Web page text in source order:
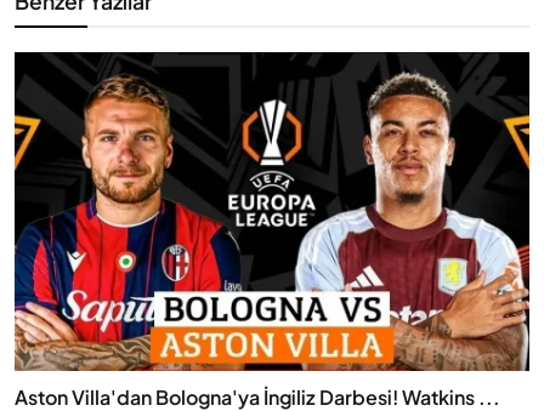
Aston Villa'dan Bologna'ya İngiliz Darbesi! Watkins ...